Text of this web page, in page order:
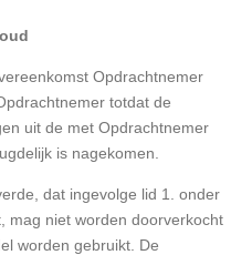
Opdrachtnemer
totdat de
uit de met Opdrachtnemer
is nagekomen.
dat ingevolge lid 1. onder
mag niet worden doorverkocht
worden gebruikt. De